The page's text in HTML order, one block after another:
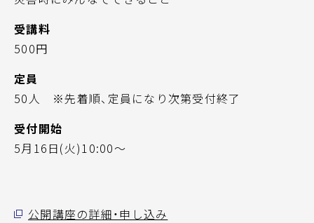
受講料
500円
定員
50人 ※先着順、定員になり次第受付終了
受付開始
5月16日(火)10:00～
公開講座の詳細・申し込み